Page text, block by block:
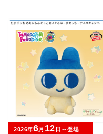
2026年6月 12 日～登場